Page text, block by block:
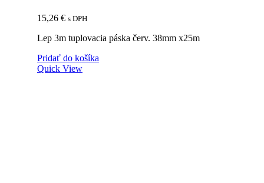
15,26 € s DPH
Lep 3m tuplovacia páska červ. 38mm x25m
Pridať do košíka
Quick View